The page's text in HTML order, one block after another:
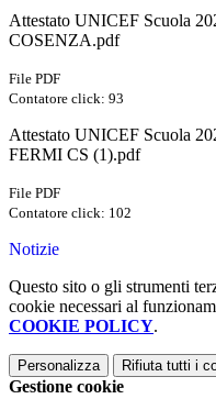
Attestato UNICEF Scuola
COSENZA.pdf
File PDF
Contatore click: 93
Attestato UNICEF Scuola
FERMI CS (1).pdf
File PDF
Contatore click: 102
Notizie
Questo sito o gli strumenti
cookie necessari al
COOKIE POLICY.
Personalizza Rifiuta tutti i
Gestione cookie